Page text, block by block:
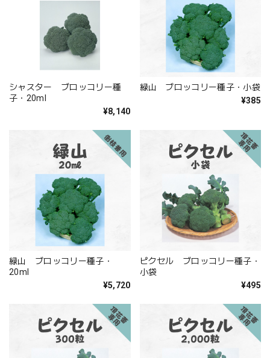
シャスター ブロッコリー種
子・20ml
¥8,140
緑山 ブロッコリー種子・小袋
¥385
緑山 ブロッコリー種子・
20ml
¥5,720
ピクセル ブロッコリー種子・
小袋
¥495